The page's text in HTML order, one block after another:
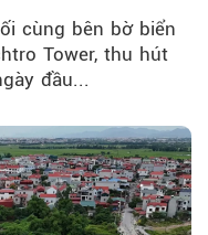
cùng bên bờ biển
Tower, thu hút
đầu...